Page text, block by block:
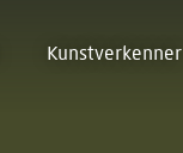
Kunstverkenner